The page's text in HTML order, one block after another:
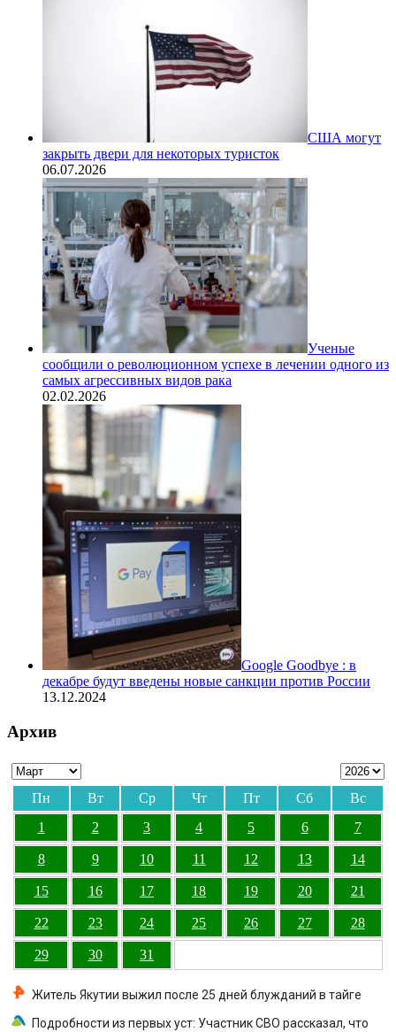
США могут
закрыть двери для некоторых туристок
06.07.2026
Ученые
сообщили о революционном успехе в лечении одного из
самых агрессивных видов рака
02.02.2026
Google Goodbye : в
декабре будут введены новые санкции против России
13.12.2024
Архив
Пн Вт Ср Чт Пт Сб
Вс
1
2 3 4 5 6 7
8 9 10 11 12 13 14
15 16 17 18 19 20 21
22 23 24 25 26 27 28
29 30 31
Житель Якутии выжил после 25 дней блужданий в тайге
Подробности из первых уст: Участник СВО рассказал, что